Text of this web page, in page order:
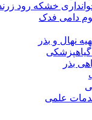
خشکه رود
دامی فدک
نهال و بذر
گیاهپزشکی
بذر
علمی